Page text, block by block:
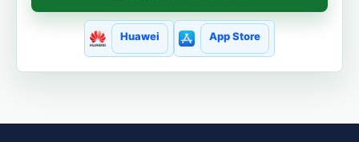
Huawei App Store